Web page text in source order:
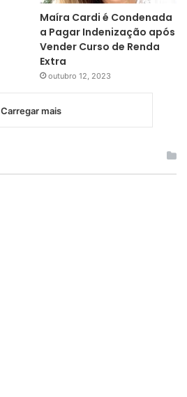
Maíra Cardi é Condenada
a Pagar Indenização após
Vender Curso de Renda
Extra
outubro 12, 2023
Carregar mais